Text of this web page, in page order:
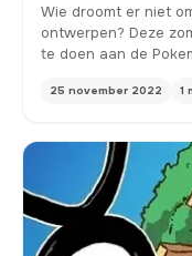
Wie droomt er niet
ontwerpen? Deze
te doen aan de
25 november 2022 1